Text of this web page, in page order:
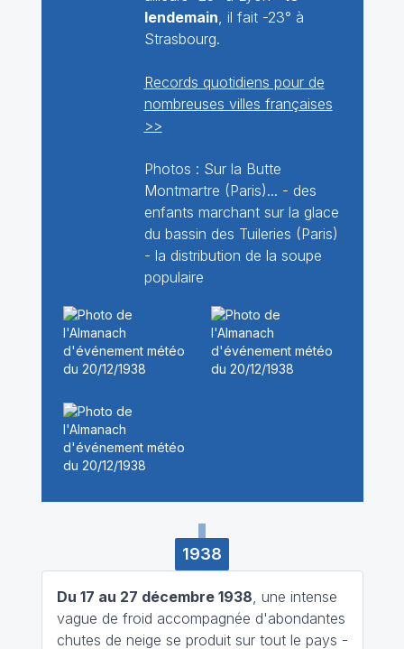
lendemain, il fait -23° à
Strasbourg.
Records quotidiens pour de
nombreuses villes françaises
>>
Photos : Sur la Butte
Montmartre (Paris)... - des
enfants marchant sur la glace
du bassin des Tuileries (Paris)
- la distribution de la soupe
populaire
1938
Du 17 au 27 décembre 1938, une intense
vague de froid accompagnée d'abondantes
chutes de neige se produit sur tout le pays -